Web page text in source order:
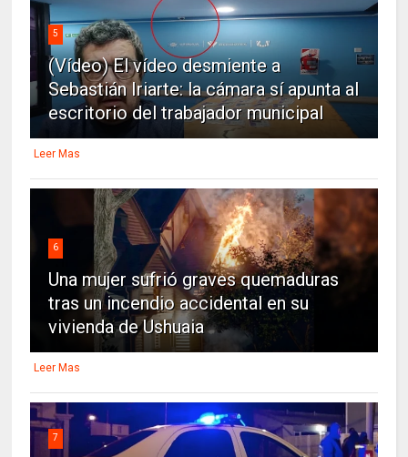
5
(Vídeo) El vídeo desmiente a
Sebastián Iriarte: la cámara sí apunta al
escritorio del trabajador municipal
Leer Mas
6
Una mujer sufrió graves quemaduras
tras un incendio accidental en su
vivienda de Ushuaia
Leer Mas
7